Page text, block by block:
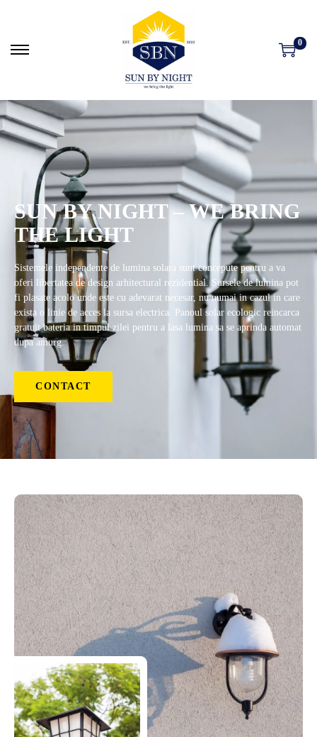
0
SUN BY NIGHT – WE BRING
THE LIGHT
Sistemele independente de lumina solara sunt concepute pentru a va
oferi libertatea de design arhitectural rezidential. Sursele de lumina pot
fi plasate acolo unde este cu adevarat necesar, nu numai in cazul in care
exista o linie de acces la sursa electrica. Panoul solar ecologic reincarca
gratuit bateria in timpul zilei pentru a lasa lumina sa se aprinda automat
dupa amurg.
CONTACT